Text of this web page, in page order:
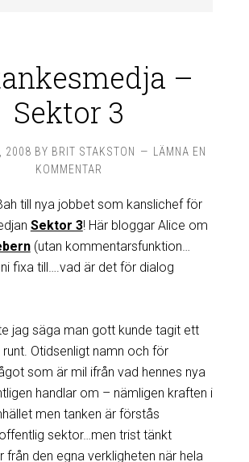
–
Sektor 3
2008 BY BRIT STAKSTON
LÄMNA EN
KOMMENTAR
till nya jobbet som kanslichef för
Sektor 3! Här bloggar Alice om
(utan kommentarsfunktion…
fixa till….vad är det för dialog
jag säga man gott kunde tagit ett
Otidsenligt namn och för
som är mil ifrån vad hennes nya
handlar om – nämligen kraften i
men tanken är förstås
sektor…men trist tänkt
från den egna verkligheten när hela